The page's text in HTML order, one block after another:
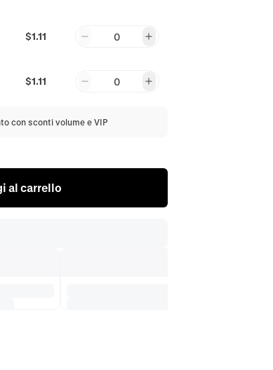
$1.11 0
$1.11 0
con sconti volume e VIP
al carrello